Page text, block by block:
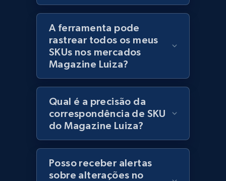
Lazada - Products
URL, Title, Rating, Reviews, Initial price, Final
price, Currency, Stock, and more.
991+ 165+ Comece agora
Lazada - Products - Discover products by
keyword
URL, Title, Rating, Reviews, Initial price, Final
991+ 165+ Comece agora
A ferramenta pode
rastrear todos os meus
SKUs nos mercados
Magazine Luiza?
Qual é a precisão da
correspondência de SKU
do Magazine Luiza?
Posso receber alertas
sobre alterações no